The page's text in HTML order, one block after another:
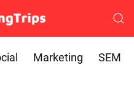
Marketing SEM